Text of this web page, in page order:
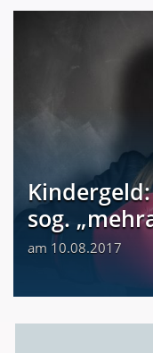
sog.
am 10.08.2017